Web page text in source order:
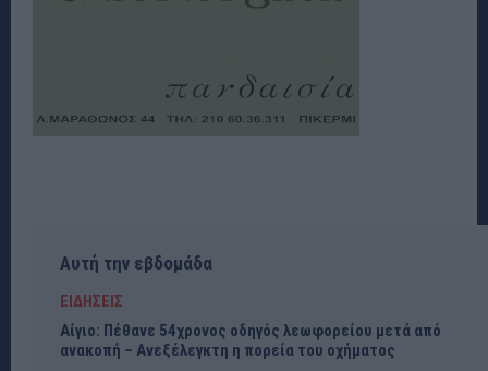
Αυτή την εβδομάδα
ΕΙΔΗΣΕΙΣ
Αίγιο: Πέθανε 54χρονος οδηγός λεωφορείου μετά από
ανακοπή – Ανεξέλεγκτη η πορεία του οχήματος